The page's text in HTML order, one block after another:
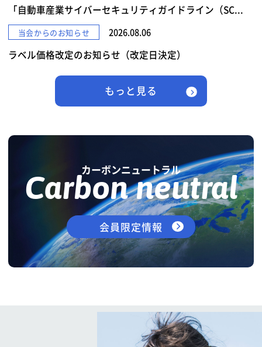
「自動車産業サイバーセキュリティガイドライン（SC...
当会からのお知らせ 2026.08.06
ラベル価格改定のお知らせ（改定日決定）
もっと見る
カーボンニュートラル
Carbon neutral
会員限定情報